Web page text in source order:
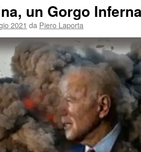
un Gorgo
2021 da Piero Laporta